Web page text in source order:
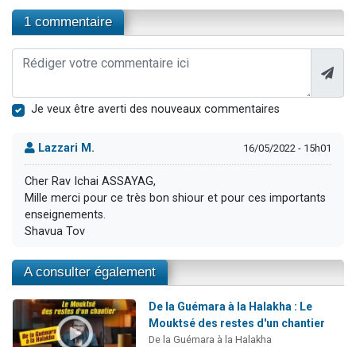
1 commentaire
Je veux être averti des nouveaux commentaires
Lazzari M. 16/05/2022 - 15h01
Cher Rav Ichai ASSAYAG,
Mille merci pour ce très bon shiour et pour ces importants
enseignements.
Shavua Tov
A consulter également
De la Guémara à la Halakha : Le
Mouktsé des restes d'un chantier
De la Guémara à la Halakha